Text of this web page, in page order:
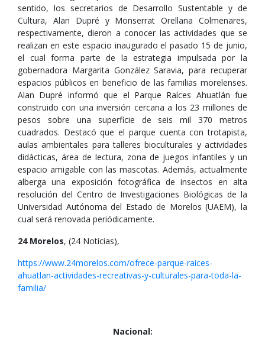
sentido, los secretarios de Desarrollo Sustentable y de
Cultura, Alan Dupré y Monserrat Orellana Colmenares,
respectivamente, dieron a conocer las actividades que se
realizan en este espacio inaugurado el pasado 15 de junio,
el cual forma parte de la estrategia impulsada por la
gobernadora Margarita González Saravia, para recuperar
espacios públicos en beneficio de las familias morelenses.
Alan Dupré informó que el Parque Raíces Ahuatlán fue
construido con una inversión cercana a los 23 millones de
pesos sobre una superficie de seis mil 370 metros
cuadrados. Destacó que el parque cuenta con trotapista,
aulas ambientales para talleres bioculturales y actividades
didácticas, área de lectura, zona de juegos infantiles y un
espacio amigable con las mascotas. Además, actualmente
alberga una exposición fotográfica de insectos en alta
resolución del Centro de Investigaciones Biológicas de la
Universidad Autónoma del Estado de Morelos (UAEM), la
cual será renovada periódicamente.
24 Morelos, (24 Noticias),
https://www.24morelos.com/ofrece-parque-raices-
ahuatlan-actividades-recreativas-y-culturales-para-toda-la-
familia/
Nacional: